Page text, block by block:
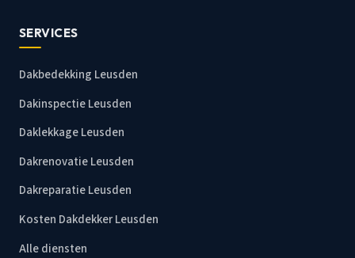
SERVICES
Dakbedekking Leusden
Dakinspectie Leusden
Daklekkage Leusden
Dakrenovatie Leusden
Dakreparatie Leusden
Kosten Dakdekker Leusden
Alle diensten